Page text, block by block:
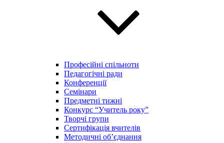
Професійні спільноти
Педагогічні ради
Конференції
Семінари
Предметні тижні
Конкурс “Учитель року”
Творчі групи
Сертифікація вчителів
Методичні об’єднання